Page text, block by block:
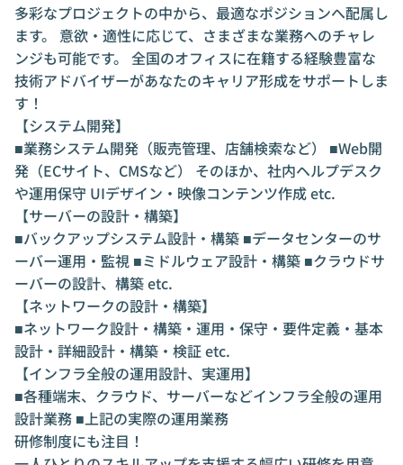
多彩なプロジェクトの中から、最適なポジションへ配属し
ます。 意欲・適性に応じて、さまざまな業務へのチャレ
ンジも可能です。 全国のオフィスに在籍する経験豊富な
技術アドバイザーがあなたのキャリア形成をサポートしま
す！
【システム開発】
■業務システム開発（販売管理、店舗検索など） ■Web開
発（ECサイト、CMSなど） そのほか、社内ヘルプデスク
や運用保守 UIデザイン・映像コンテンツ作成 etc.
【サーバーの設計・構築】
■バックアップシステム設計・構築 ■データセンターのサ
ーバー運用・監視 ■ミドルウェア設計・構築 ■クラウドサ
ーバーの設計、構築 etc.
【ネットワークの設計・構築】
■ネットワーク設計・構築・運用・保守・要件定義・基本
設計・詳細設計・構築・検証 etc.
【インフラ全般の運用設計、実運用】
■各種端末、クラウド、サーバーなどインフラ全般の運用
設計業務 ■上記の実際の運用業務
研修制度にも注目！